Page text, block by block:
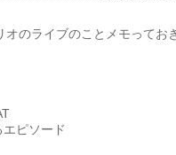
オのライブのことメモってお
ピソード